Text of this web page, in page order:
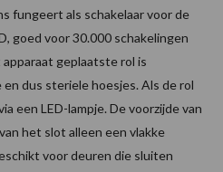
fungeert als schakelaar voor de
goed voor 30.000 schakelingen
geplaatste rol is
dus steriele hoesjes. Als de rol
een LED-lampje. De voorzijde van
het slot alleen een vlakke
voor deuren die sluiten